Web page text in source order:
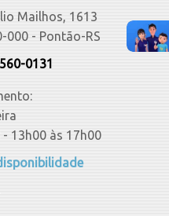
Mailhos, 1613
000 - Pontão-RS
0131
13h00 às 17h00